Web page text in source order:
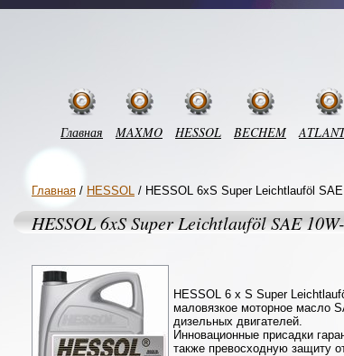
Главная MAXMO HESSOL BECHEM
Главная / HESSOL / HESSOL 6xS Super Leichtlauföl
HESSOL 6xS Super Leichtlauföl SAE
HESSOL 6 x S Super
маловязкое моторное масло
дизельных двигателей.
Инновационные присадки
также превосходную защиту